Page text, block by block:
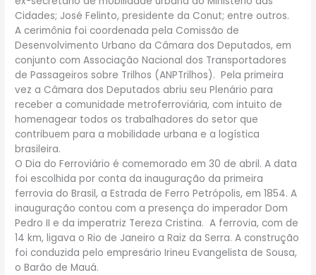
Cidades; José Felinto, presidente da Conut; entre outros.
A cerimônia foi coordenada pela Comissão de
Desenvolvimento Urbano da Câmara dos Deputados, em
conjunto com Associação Nacional dos Transportadores
de Passageiros sobre Trilhos (ANPTrilhos). Pela primeira
vez a Câmara dos Deputados abriu seu Plenário para
receber a comunidade metroferroviária, com intuito de
homenagear todos os trabalhadores do setor que
contribuem para a mobilidade urbana e a logística
brasileira.
O Dia do Ferroviário é comemorado em 30 de abril. A data
foi escolhida por conta da inauguração da primeira
ferrovia do Brasil, a Estrada de Ferro Petrópolis, em 1854. A
inauguração contou com a presença do imperador Dom
Pedro II e da imperatriz Tereza Cristina. A ferrovia, com de
14 km, ligava o Rio de Janeiro a Raiz da Serra. A construção
foi conduzida pelo empresário Irineu Evangelista de Sousa,
o Barão de Mauá.